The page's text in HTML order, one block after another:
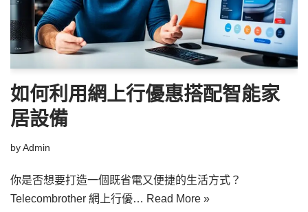
如何利用網上行優惠搭配智能家
居設備
byAdmin
你是否想要打造一個既省電又便捷的生活方式？
Telecombrother 網上行優… Read More »